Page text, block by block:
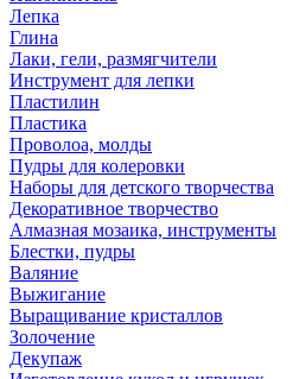
Лепка
Глина
Лаки, гели, размягчители
Инструмент для лепки
Пластилин
Пластика
Проволоа, молды
Пудры для колеровки
Наборы для детского творчества
Декоративное творчество
Алмазная мозаика, инструменты
Блестки, пудры
Валяние
Выжигание
Выращивание кристаллов
Золочение
Декупаж